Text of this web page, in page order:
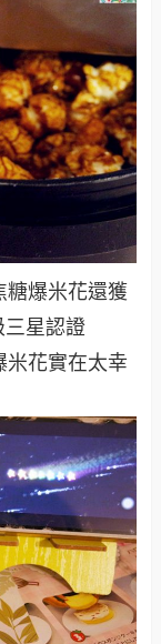
糖爆米花還獲
三星認證
米花實在太幸